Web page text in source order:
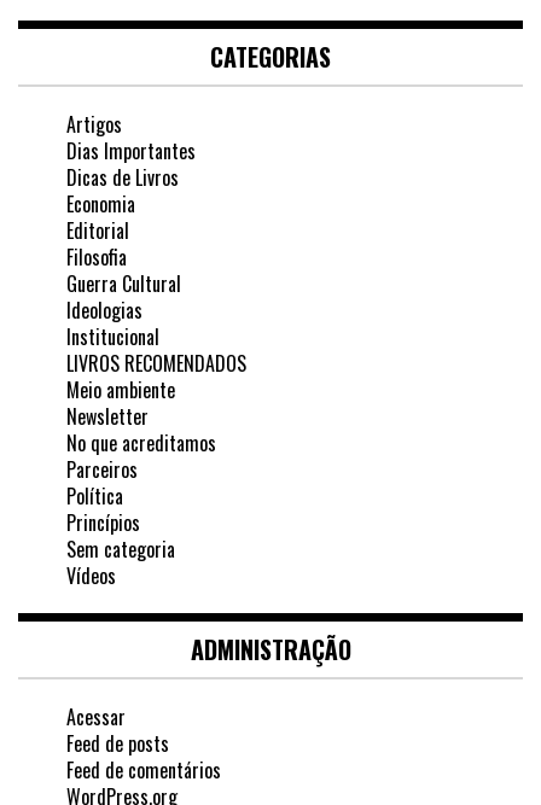
CATEGORIAS
Artigos
Dias Importantes
Dicas de Livros
Economia
Editorial
Filosofia
Guerra Cultural
Ideologias
Institucional
LIVROS RECOMENDADOS
Meio ambiente
Newsletter
No que acreditamos
Parceiros
Política
Princípios
Sem categoria
Vídeos
ADMINISTRAÇÃO
Acessar
Feed de posts
Feed de comentários
WordPress.org